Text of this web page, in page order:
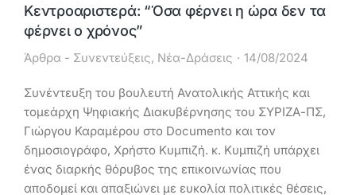
Κεντροαριστερά: “Όσα φέρνει η ώρα δεν τα
φέρνει ο χρόνος”
Άρθρα - Συνεντεύξεις, Νέα-Δράσεις 14/08/2024
Συνέντευξη του βουλευτή Ανατολικής Αττικής και
τομεάρχη Ψηφιακής Διακυβέρνησης του ΣΥΡΙΖΑ-ΠΣ,
Γιώργου Καραμέρου στο Documento και τον
δημοσιογράφο, Χρήστο Κυμπιζή. κ. Κυμπιζή υπάρχει
ένας διαρκής θόρυβος της επικοινωνίας που
αποδομεί και απαξιώνει με ευκολία πολιτικές θέσεις,